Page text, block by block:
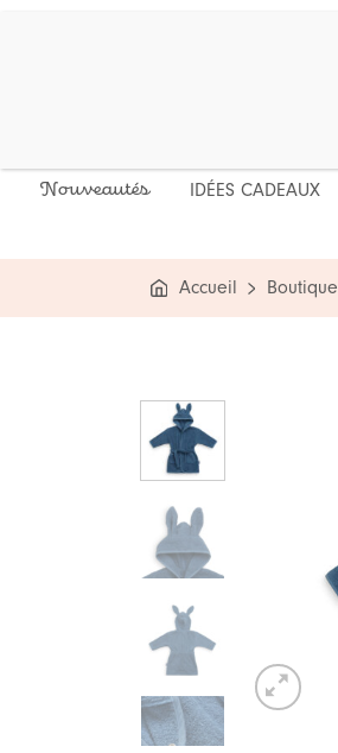
Nouveautés IDÉES CADEAUX
Accueil Boutique